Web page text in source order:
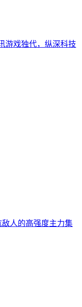
游戏独代，纵深科技
人的高强度主力集